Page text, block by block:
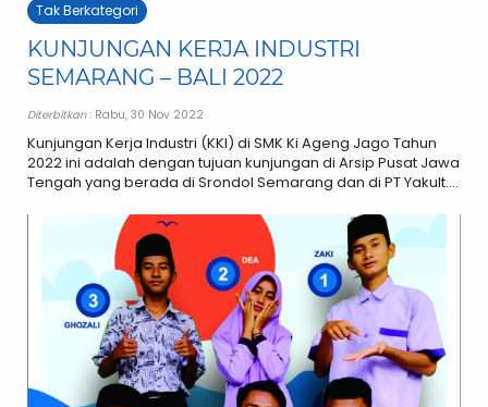
Tak Berkategori
KUNJUNGAN KERJA INDUSTRI
SEMARANG – BALI 2022
Diterbitkan: Rabu, 30 Nov 2022
Kunjungan Kerja Industri (KKI) di SMK Ki Ageng Jago Tahun
2022 ini adalah dengan tujuan kunjungan di Arsip Pusat Jawa
Tengah yang berada di Srondol Semarang dan di PT Yakult....